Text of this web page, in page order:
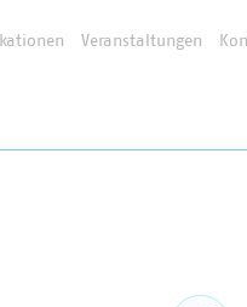
Veranstaltungen